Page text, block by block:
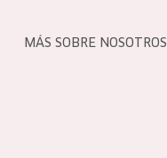
MÁS SOBRE NOSOTROS